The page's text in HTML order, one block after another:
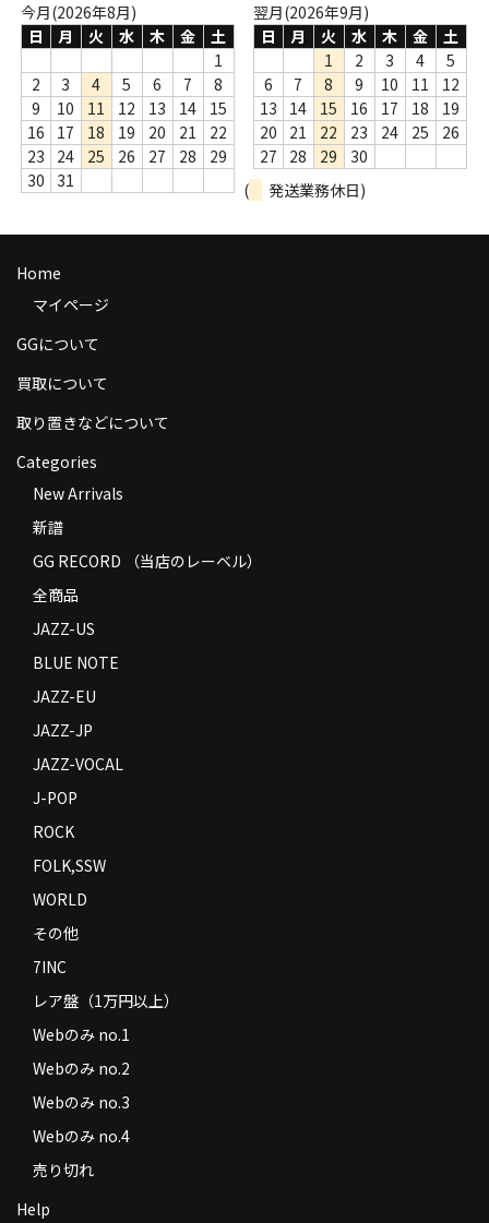
Webのみ no.3
Webのみ no.4
売り切れ
Help
商品の発送
お支払い方法
返品
特定商取引法に基づく表示
Contact
今月(2026年8月)
日
月 火 水 木 金
土
1
2
3 4 5 6 7
8
9
10 11 12 13 14
15
16
17 18 19 20 21
22
23
24 25 26 27 28
29
30
31
翌月(2026年9月)
日
月 火 水 木 金
土
1
2 3 4
5
6
7 8 9 10 11
12
13
14 15 16 17 18
19
20
21 22 23 24 25
26
27
28 29
30
(
発送業務休日)
Home
マイページ
GGについて
買取について
取り置きなどについて
Categories
New Arrivals
新譜
GG RECORD （当店のレーベル）
全商品
JAZZ-US
BLUE NOTE
JAZZ-EU
JAZZ-JP
JAZZ-VOCAL
J-POP
ROCK
FOLK,SSW
WORLD
その他
7INC
レア盤（1万円以上）
Webのみ no.1
Webのみ no.2
Webのみ no.3
Webのみ no.4
売り切れ
Help